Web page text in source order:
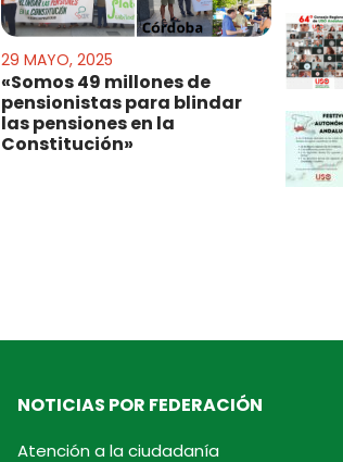
29 MAYO, 2025
«Somos 49 millones de
pensionistas para blindar
las pensiones en la
Constitución»
NOTICIAS POR FEDERACIÓN
Atención a la ciudadanía